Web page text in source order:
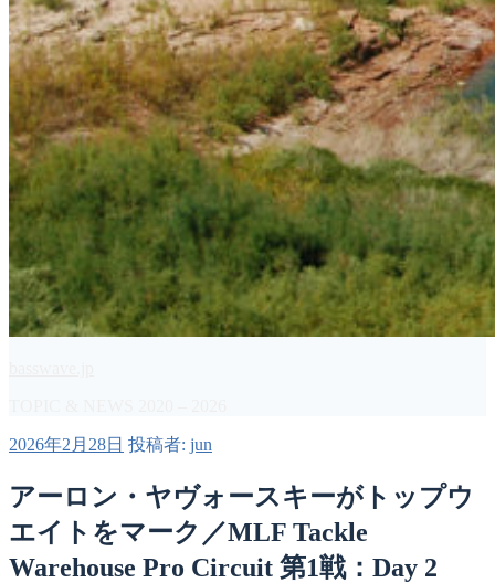
投
日:
2026年2月28日 投稿者: jun
アーロン・ヤヴォースキーがトップウ
エイトをマーク／MLF Tackle
Warehouse Pro Circuit 第1戦：Day 2